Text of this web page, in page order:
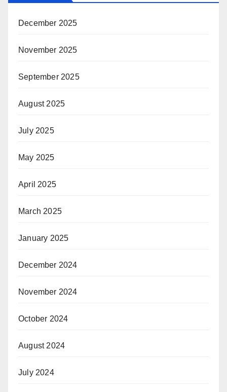
December 2025
November 2025
September 2025
August 2025
July 2025
May 2025
April 2025
March 2025
January 2025
December 2024
November 2024
October 2024
August 2024
July 2024